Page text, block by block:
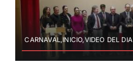
CARNAVAL,INICIO,VIDEO DEL DIA